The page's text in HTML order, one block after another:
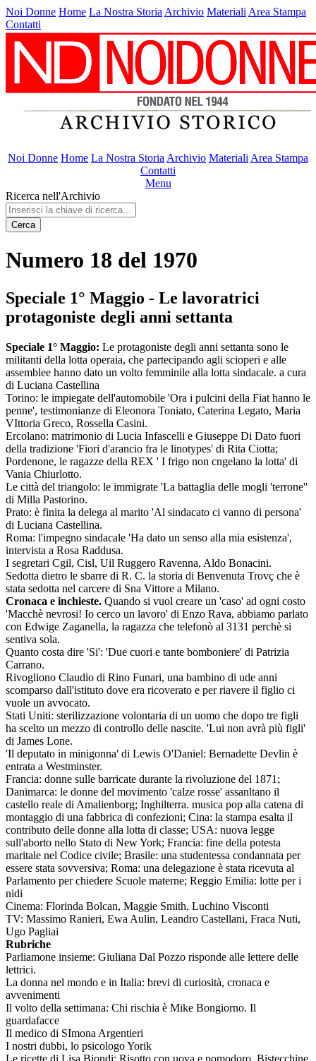
Noi Donne Home La Nostra Storia Archivio Materiali Area Stampa
Contatti
Noi Donne Home La Nostra Storia Archivio Materiali Area Stampa
Contatti
Menu
Ricerca nell'Archivio
Cerca
Numero 18 del 1970
Speciale 1° Maggio - Le lavoratrici
protagoniste degli anni settanta
Speciale 1° Maggio: Le protagoniste degli anni settanta sono le
militanti della lotta operaia, che partecipando agli scioperi e alle
assemblee hanno dato un volto femminile alla lotta sindacale. a cura
di Luciana Castellina
Torino: le impiegate dell'automobile 'Ora i pulcini della Fiat hanno le
penne', testimonianze di Eleonora Toniato, Caterina Legato, Maria
VIttoria Greco, Rossella Casini.
Ercolano: matrimonio di Lucia Infascelli e Giuseppe Di Dato fuori
della tradizione 'Fiori d'arancio fra le linotypes' di Rita Ciotta;
Pordenone, le ragazze della REX ' I frigo non cngelano la lotta' di
Vania Chiurlotto.
Le città del triangolo: le immigrate 'La battaglia delle mogli 'terrone''
di Milla Pastorino.
Prato: è finita la delega al marito 'Al sindacato ci vanno di persona'
di Luciana Castellina.
Roma: l'impegno sindacale 'Ha dato un senso alla mia esistenza',
intervista a Rosa Raddusa.
I segretari Cgil, Cisl, Uil Ruggero Ravenna, Aldo Bonacini.
Sedotta dietro le sbarre di R. C. la storia di Benvenuta Trovç che è
stata sedotta nel carcere di Sna Vittore a Milano.
Cronaca e inchieste. Quando si vuol creare un 'caso' ad ogni costo
'Macchè nevrosi! Io cerco un lavoro' di Enzo Rava, abbiamo parlato
con Edwige Zaganella, la ragazza che telefonò al 3131 perchè si
sentiva sola.
Quanto costa dire 'Si': 'Due cuori e tante bomboniere' di Patrizia
Carrano.
Rivogliono Claudio di Rino Funari, una bambino di ude anni
scomparso dall'istituto dove era ricoverato e per riavere il figlio ci
vuole un avvocato.
Stati Uniti: sterilizzazione volontaria di un uomo che dopo tre figli
ha scelto un mezzo di controllo delle nascite. 'Lui non avrà più figli'
di James Lone.
'Il deputato in minigonna' di Lewis O'Daniel: Bernadette Devlin è
entrata a Westminster.
Francia: donne sulle barricate durante la rivoluzione del 1871;
Danimarca: le donne del movimento 'calze rosse' assanltano il
castello reale di Amalienborg; Inghilterra. musica pop alla catena di
montaggio di una fabbrica di confezioni; Cina: la stampa esalta il
contributo delle donne alla lotta di classe; USA: nuova legge
sull'aborto nello Stato di New York; Francia: fine della potesta
maritale nel Codice civile; Brasile: una studentessa condannata per
essere stata sovversiva; Roma: una delegazione è stata ricevuta al
Parlamento per chiedere Scuole materne; Reggio Emilia: lotte per i
nidi
Cinema: Florinda Bolcan, Maggie Smith, Luchino Visconti
TV: Massimo Ranieri, Ewa Aulin, Leandro Castellani, Fraca Nuti,
Ugo Pagliai
Rubriche
Parliamone insieme: Giuliana Dal Pozzo risponde alle lettere delle
lettrici.
La donna nel mondo e in Italia: brevi di curiosità, cronaca e
avvenimenti
Il volto della settimana: Chi rischia è Mike Bongiorno. Il
guardafacce
Il medico di SImona Argentieri
I nostri dubbi, lo psicologo Yorik
Le ricette di Lisa Biondi: Risotto con uova e pomodoro, Bistecchine